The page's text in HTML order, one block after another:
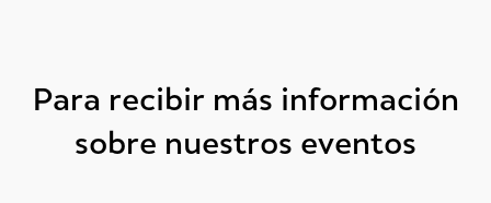
Para recibir más información
sobre nuestros eventos